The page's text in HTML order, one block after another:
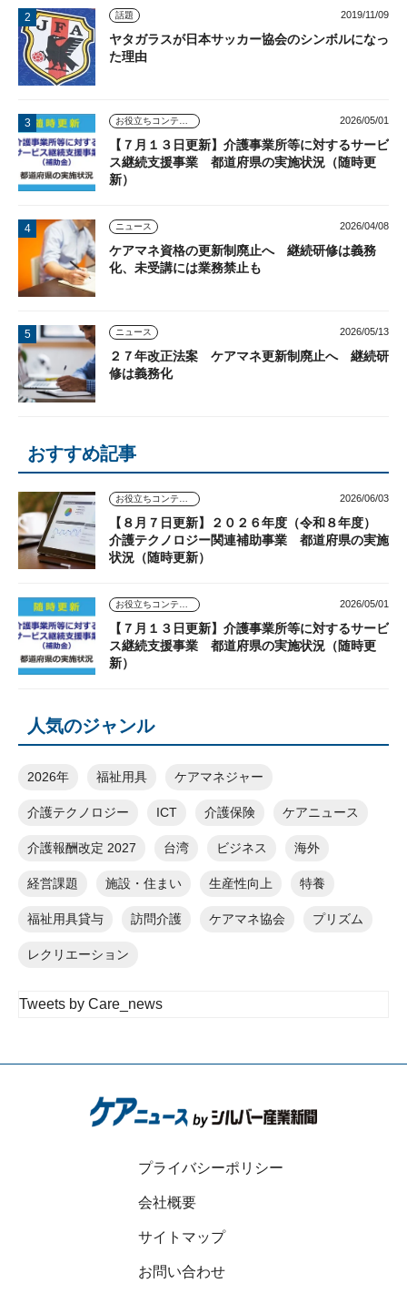
話題 2019/11/09
ヤタガラスが日本サッカー協会のシンボルになっ
た理由
お役立ちコンテンツ 2026/05/01
【７月１３日更新】介護事業所等に対するサービ
ス継続支援事業 都道府県の実施状況（随時更
新）
ニュース 2026/04/08
ケアマネ資格の更新制廃止へ 継続研修は義務
化、未受講には業務禁止も
ニュース 2026/05/13
２７年改正法案 ケアマネ更新制廃止へ 継続研
修は義務化
おすすめ記事
お役立ちコンテンツ 2026/06/03
【８月７日更新】２０２６年度（令和８年度）
介護テクノロジー関連補助事業 都道府県の実施
状況（随時更新）
お役立ちコンテンツ 2026/05/01
【７月１３日更新】介護事業所等に対するサービ
ス継続支援事業 都道府県の実施状況（随時更
新）
人気のジャンル
2026年 福祉用具 ケアマネジャー
介護テクノロジー ICT 介護保険 ケアニュース
介護報酬改定 2027 台湾 ビジネス 海外
経営課題 施設・住まい 生産性向上 特養
福祉用具貸与 訪問介護 ケアマネ協会 プリズム
レクリエーション
Tweets by Care_news
プライバシーポリシー
会社概要
サイトマップ
お問い合わせ